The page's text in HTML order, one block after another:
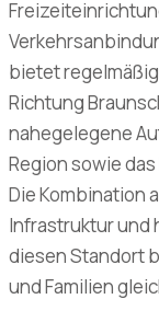
bietet
Richtung
nahegelegene
Region sowie
Die Kombination
Infrastruktur und
diesen Standort
und Familien